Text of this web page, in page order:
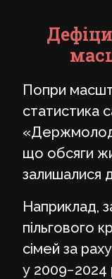
Попри
статистика
що обсяги
залишалися
Наприклад,
пільгового
сімей за
у 2009−2024